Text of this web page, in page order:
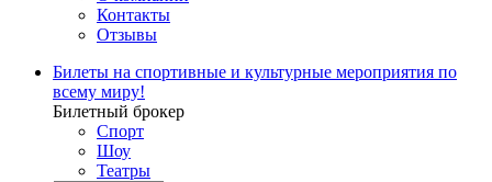
Контакты
Отзывы
Билеты на спортивные и культурные мероприятия по
всему миру!
Билетный брокер
Спорт
Шоу
Театры